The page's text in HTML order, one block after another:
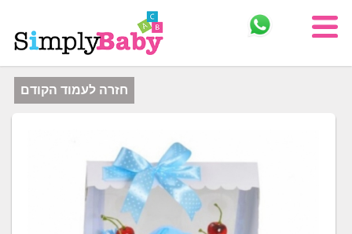
חזרה לעמוד הקודם